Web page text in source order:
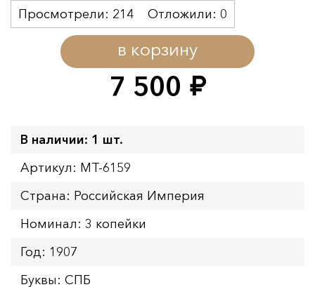
7 500 руб.
в корзину
Просмотрели: 214 Отложили: 0
В наличии: 1 шт.
Артикул: MT-6159
Страна: Российская Империя
Номинал: 3 копейки
Год: 1907
Буквы: СПБ